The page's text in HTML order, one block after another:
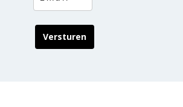
Versturen